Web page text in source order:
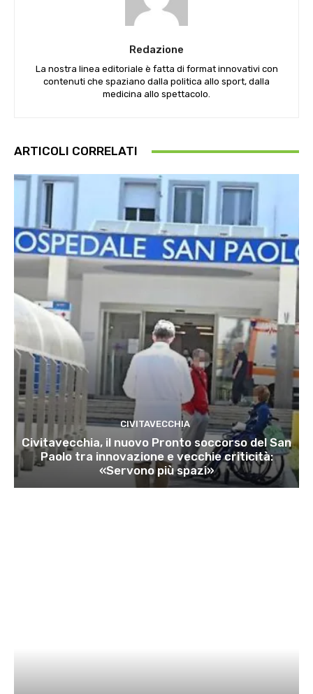
Redazione
La nostra linea editoriale è fatta di format innovativi con
contenuti che spaziano dalla politica allo sport, dalla
medicina allo spettacolo.
ARTICOLI CORRELATI
CIVITAVECCHIA
Civitavecchia, il nuovo Pronto soccorso del San
Paolo tra innovazione e vecchie criticità:
«Servono più spazi»